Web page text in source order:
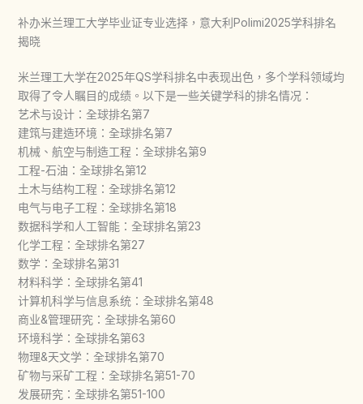
补办米兰理工大学毕业证专业选择，意大利Polimi2025学科排名
揭晓
米兰理工大学在2025年QS学科排名中表现出色，多个学科领域均
取得了令人瞩目的成绩。以下是一些关键学科的排名情况：
艺术与设计：全球排名第7
建筑与建造环境：全球排名第7
机械、航空与制造工程：全球排名第9
工程-石油：全球排名第12
土木与结构工程：全球排名第12
电气与电子工程：全球排名第18
数据科学和人工智能：全球排名第23
化学工程：全球排名第27
数学：全球排名第31
材料科学：全球排名第41
计算机科学与信息系统：全球排名第48
商业&管理研究：全球排名第60
环境科学：全球排名第63
物理&天文学：全球排名第70
矿物与采矿工程：全球排名第51-70
发展研究：全球排名第51-100